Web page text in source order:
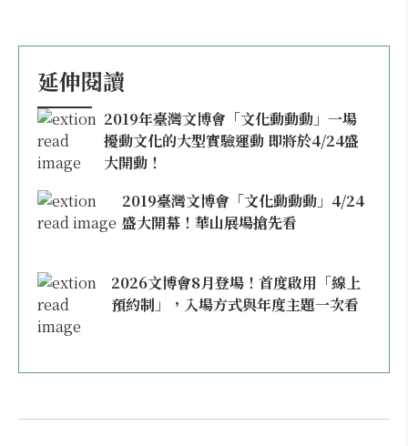
延伸閱讀
2019年臺灣文博會「文化動動動」一場
擾動文化的大型實驗運動 即將於4/24盛
大開動！
2019臺灣文博會「文化動動動」4/24
盛大開幕！華山展場搶先看
2026文博會8月登場！首度啟用「線上
預約制」，入場方式與年度主題一次看